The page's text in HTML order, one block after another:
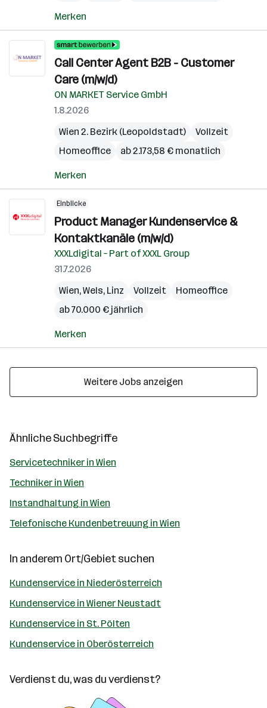
Merken
Call Center Agent B2B - Customer
Care (m/w/d)
ON MARKET Service GmbH
1.8.2026
Wien 2. Bezirk (Leopoldstadt)
Vollzeit
Homeoffice
ab 2.173,58 € monatlich
Merken
Einblicke
Product Manager Kundenservice &
Kontaktkanäle (m/w/d)
XXXLdigital – Part of XXXL Group
31.7.2026
Wien,Wels, Linz Vollzeit
Homeoffice
ab 70.000 € jährlich
Merken
Weitere Jobs anzeigen
Ähnliche Suchbegriffe
Servicetechniker in Wien
Techniker in Wien
Instandhaltung in Wien
Telefonische Kundenbetreuung in Wien
In anderem Ort/Gebiet suchen
Kundenservice in Niederösterreich
Kundenservice in Wiener Neustadt
Kundenservice in St. Pölten
Kundenservice in Oberösterreich
Verdienst du, was du verdienst?